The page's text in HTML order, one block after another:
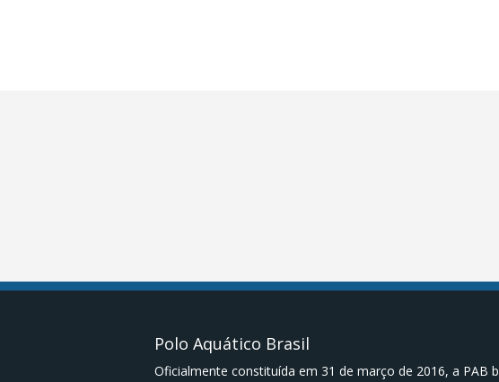
Polo Aquático Brasil
Oficialmente constituída em 31 de março de 2016, a PAB